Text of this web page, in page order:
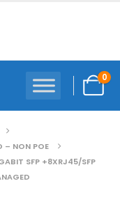
0
– NON POE
SFP +8XRJ45/SFP